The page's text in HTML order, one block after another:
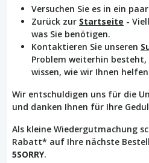
Versuchen Sie es in ein
Zurück zur Startseite -
was Sie benötigen.
Kontaktieren Sie unseren
Problem weiterhin
wissen, wie wir Ihnen
Wir entschuldigen uns für die
und danken Ihnen für Ihre
Als kleine Wiedergutmachung
Rabatt* auf Ihre nächste
5SORRY.